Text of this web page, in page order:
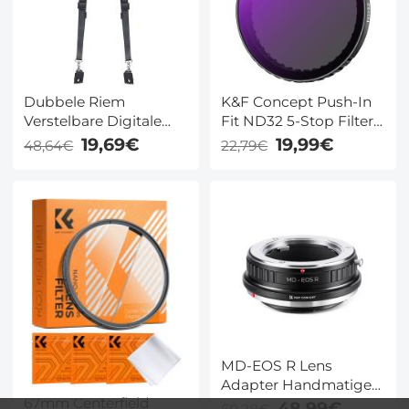
Dubbele Riem
Verstelbare Digitale
Camera Dubbele
Camcorderriemen
48,64€ 19,69€
K&F Concept Push-In
Fit ND32 5-Stop Filter
voor DJI Osmo Action
22,79€ 19,99€
67mm Centerfield
MD-EOS R Lens
Adapter Handmatige
Focus Compatibele